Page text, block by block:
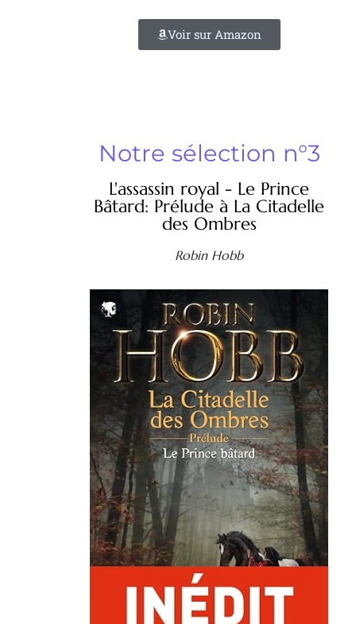
Voir sur Amazon
Notre sélection n°3
L'assassin royal - Le Prince
Bâtard: Prélude à La Citadelle
des Ombres
Robin Hobb